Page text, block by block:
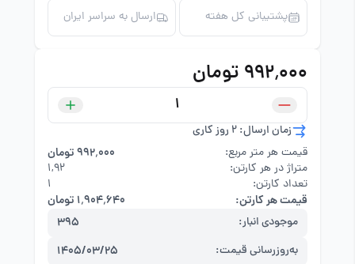
پشتیبانی کل هفته ارسال به سراسر ایران
۹۹۲٬۰۰۰ تومان
زمان ارسال: 2 روز کاری
قیمت هر متر مربع:
۹۹۲٬۰۰۰ تومان
متراژ در هر کارتن:
۱,۹۲
تعداد کارتن:
1
قیمت هر کارتن: ۱٬۹۰۴٬۶۴۰ تومان
موجودی انبار: 395
به‌روزرسانی قیمت:
1405/03/25